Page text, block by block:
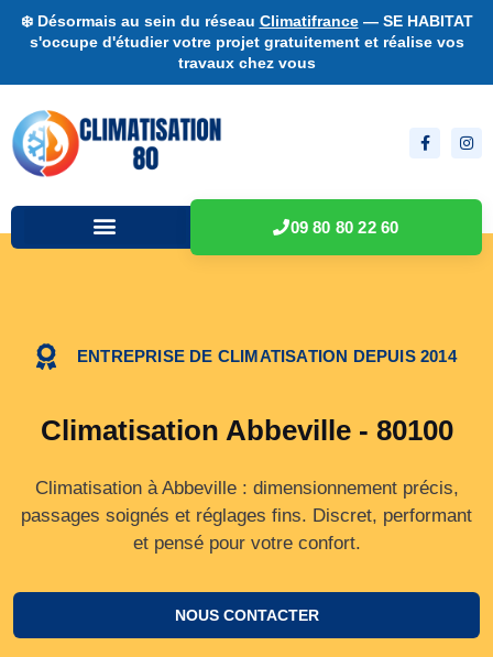
❄️ Désormais au sein du réseau Climatifrance— SE HABITAT
s'occupe d'étudier votre projet gratuitement et réalise vos
travaux chez vous
09 80 80 22 60
ENTREPRISE DE CLIMATISATION DEPUIS 2014
Climatisation Abbeville - 80100
Climatisation à Abbeville : dimensionnement précis,
passages soignés et réglages fins. Discret, performant
et pensé pour votre confort.
NOUS CONTACTER